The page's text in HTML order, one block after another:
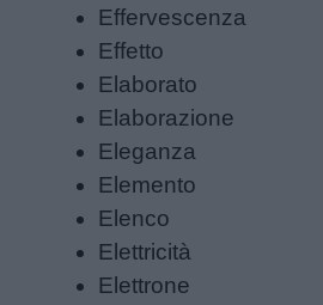
Effervescenza
Effetto
Elaborato
Elaborazione
Eleganza
Elemento
Elenco
Elettricità
Elettrone